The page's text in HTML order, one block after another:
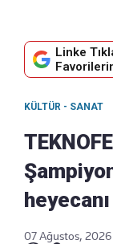
Linke
KÜLTÜR - SANAT
07 Ağustos, 2026